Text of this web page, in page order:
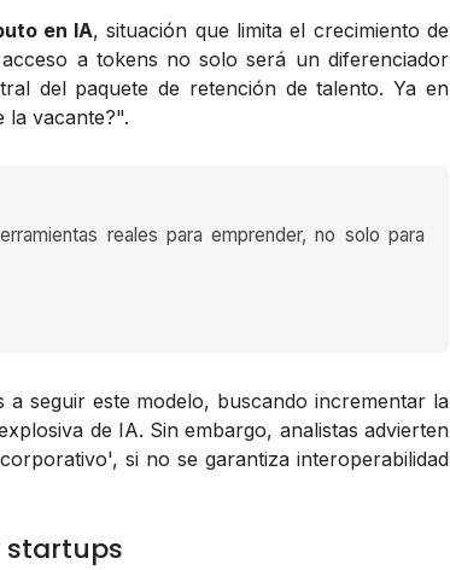
en IA, situación que limita el crecimiento de
a tokens no solo será un diferenciador
del paquete de retención de talento. Ya en
la vacante?".
reales para emprender, no solo para
a seguir este modelo, buscando incrementar la
de IA. Sin embargo, analistas advierten
si no se garantiza interoperabilidad
startups